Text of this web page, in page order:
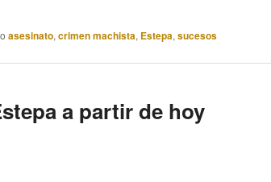
asesinato, crimen machista, Estepa, sucesos
a partir de hoy